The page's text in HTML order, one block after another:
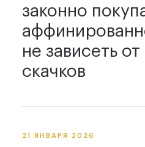
законно
не зависеть
скачков
21 ЯНВАРЯ 2026